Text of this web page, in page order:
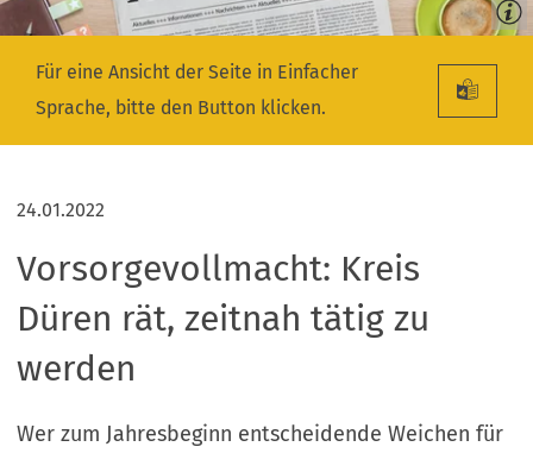
Für eine Ansicht der Seite in Einfacher
Sprache, bitte den Button klicken.
24.01.2022
Vorsorgevollmacht: Kreis
Düren rät, zeitnah tätig zu
werden
Wer zum Jahresbeginn entscheidende Weichen für